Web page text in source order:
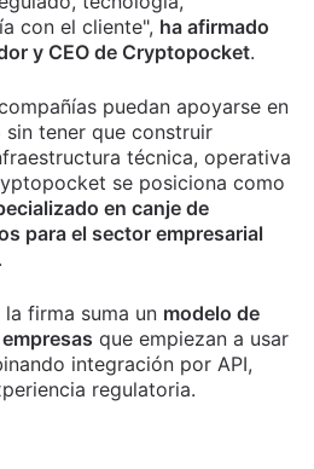
con el cliente", ha afirmado
y CEO de Cryptopocket.
puedan apoyarse en
tener que construir
técnica, operativa
se posiciona como
en canje de
para el sector empresarial
firma suma un modelo de
que empiezan a usar
integración por API,
regulatoria.